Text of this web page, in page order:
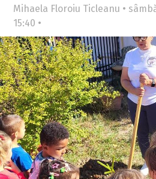
Mihaela Floroiu Ticleanu •
15:40 •